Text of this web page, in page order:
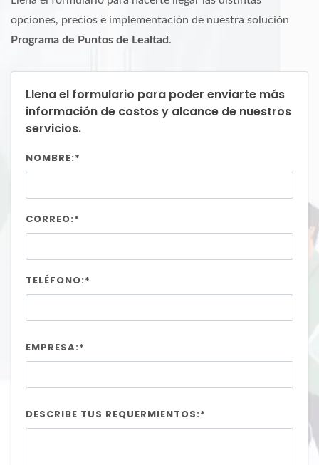
opciones, precios e implementación de nuestra solución
Programa de Puntos de Lealtad.
Llena el formulario para poder enviarte más
información de costos y alcance de nuestros
servicios.
NOMBRE:*
CORREO:*
TELÉFONO:*
EMPRESA:*
DESCRIBE TUS REQUERMIENTOS:*